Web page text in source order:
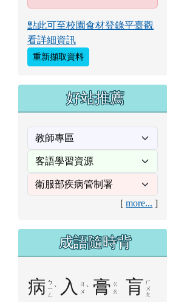
點此可至校園食材登錄平臺觀
看詳細資訊
重新擷取資料
好站推薦
[more... ]
成語隨時背
病 ㄅ
ㄧ
ㄥ
ˋ 入
ㄖ
ㄨ ˋ 膏 ㄍ
ㄠ
肓 ㄏ
ㄨ
ㄤ